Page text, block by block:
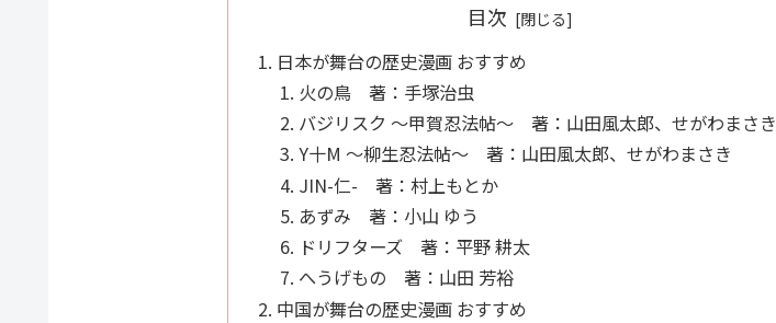
目次
日本が舞台の歴史漫画 おすすめ
火の鳥 著：手塚治虫
バジリスク 〜甲賀忍法帖〜 著：山田風太郎、せがわまさき
Y十M 〜柳生忍法帖〜 著：山田風太郎、せがわまさき
JIN-仁- 著：村上もとか
あずみ 著：小山 ゆう
ドリフターズ 著：平野 耕太
へうげもの 著：山田 芳裕
中国が舞台の歴史漫画 おすすめ